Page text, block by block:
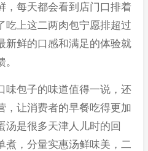
，每天都会看到店门口排着
吃上这二两肉包宁愿排超过
新鲜的口感和满足的体验就
味包子的味道值得一说，还
，让消费者的早餐吃得更加
汤是很多天津人儿时的回
煮，分量实惠汤鲜味美，二